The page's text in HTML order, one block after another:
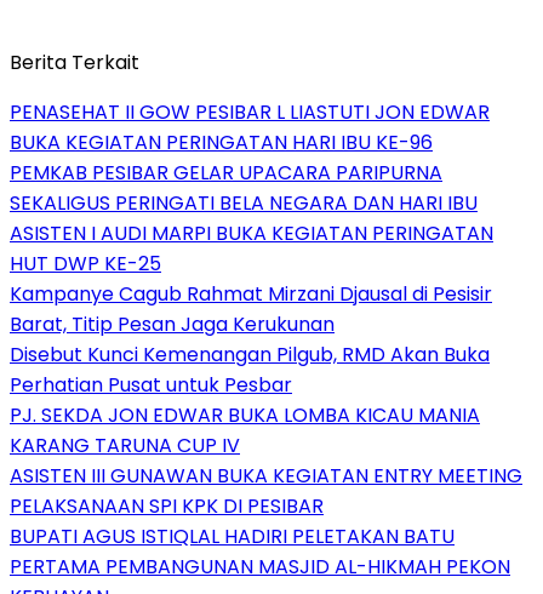
Berita Terkait
PENASEHAT II GOW PESIBAR L LIASTUTI JON EDWAR
BUKA KEGIATAN PERINGATAN HARI IBU KE-96
PEMKAB PESIBAR GELAR UPACARA PARIPURNA
SEKALIGUS PERINGATI BELA NEGARA DAN HARI IBU
ASISTEN I AUDI MARPI BUKA KEGIATAN PERINGATAN
HUT DWP KE-25
Kampanye Cagub Rahmat Mirzani Djausal di Pesisir
Barat, Titip Pesan Jaga Kerukunan
Disebut Kunci Kemenangan Pilgub, RMD Akan Buka
Perhatian Pusat untuk Pesbar
PJ. SEKDA JON EDWAR BUKA LOMBA KICAU MANIA
KARANG TARUNA CUP IV
ASISTEN III GUNAWAN BUKA KEGIATAN ENTRY MEETING
PELAKSANAAN SPI KPK DI PESIBAR
BUPATI AGUS ISTIQLAL HADIRI PELETAKAN BATU
PERTAMA PEMBANGUNAN MASJID AL-HIKMAH PEKON